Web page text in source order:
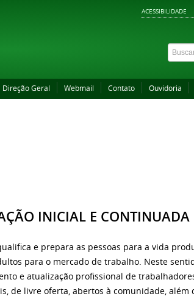
ACESSIBILIDADE
Direção Geral Webmail Contato Ouvidoria
INICIAL E CONTINUADA
e prepara as pessoas para a vida
para o mercado de trabalho. Neste
e atualização profissional de
de livre oferta, abertos à comunidade, além